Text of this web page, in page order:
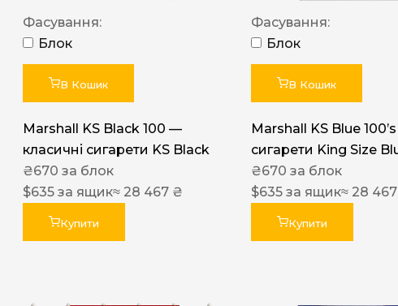
Leana
ASTRU
Фасування:
Блок
В Кошик
Marshall KS Black 100 —
класичні сигарети KS Black
₴670 за блок
$635 за ящик≈ 28 467 ₴
Купити
Фасування:
Блок
В Кошик
Marshall KS Blue
сигарети King Size
₴670 за блок
$635 за ящик≈ 28
Купити